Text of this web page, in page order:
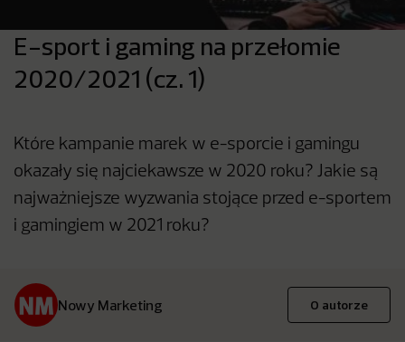
E-sport i gaming na przełomie
2020/2021 (cz. 1)
Które kampanie marek w e-sporcie i gamingu
okazały się najciekawsze w 2020 roku? Jakie są
najważniejsze wyzwania stojące przed e-sportem
i gamingiem w 2021 roku?
Nowy Marketing O autorze